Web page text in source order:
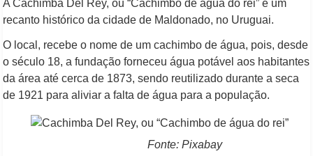
A Cachimba Del Rey, ou “Cachimbo de água do rei” é um
recanto histórico da cidade de Maldonado, no Uruguai.
O local, recebe o nome de um cachimbo de água, pois, desde
o século 18, a fundação forneceu água potável aos habitantes
da área até cerca de 1873, sendo reutilizado durante a seca
de 1921 para aliviar a falta de água para a população.
Fonte: Pixabay